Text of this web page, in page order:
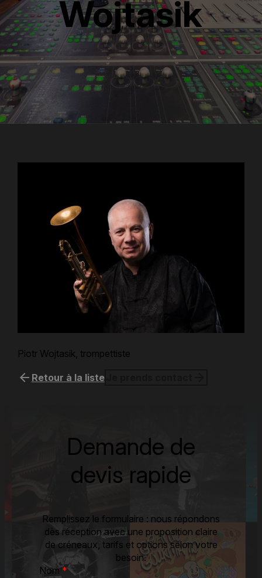
Wojtasik
Piotr Wojtasik, trompettiste
arrow_back Retour à la liste
Demande de
devis rapide
Remplissez le formulaire : nous répondons
dès réception avec une proposition claire
de créneaux, tarifs et options selon votre
besoin.
Nom*